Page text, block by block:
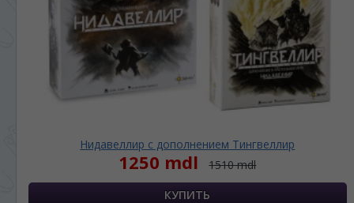
Нидавеллир с дополнением Тингвеллир
1250 mdl 1510 mdl